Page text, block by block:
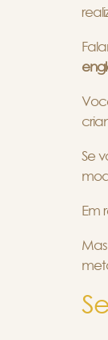
Se
Em